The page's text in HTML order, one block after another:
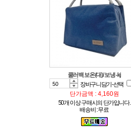
쿨러백 보온(대)/ 보냉 -kj
장바구니담기-선택
단가금액 : 4,160원
50개 이상 구매시의 단가입니다.
배송비 : 무료